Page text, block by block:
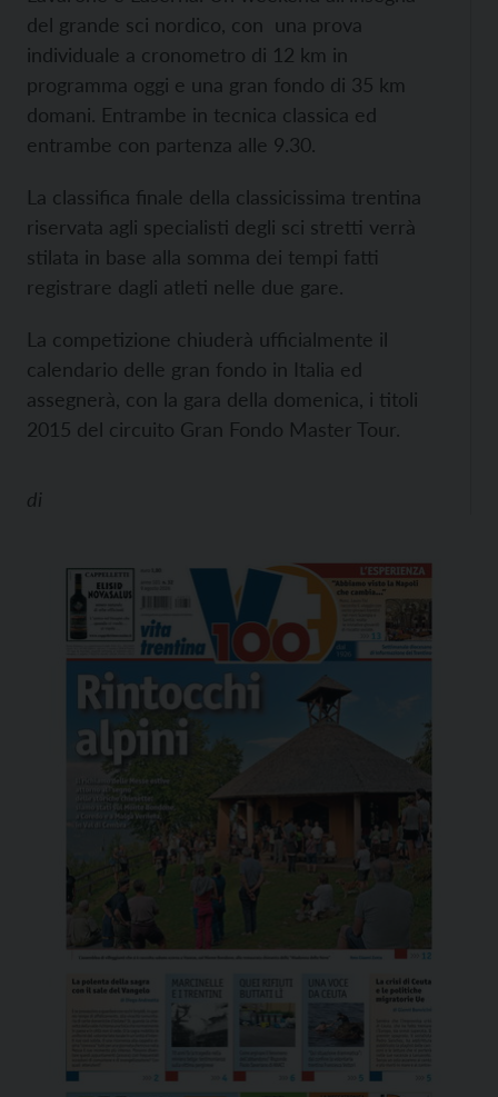
del grande sci nordico, con una prova
individuale a cronometro di 12 km in
programma oggi e una gran fondo di 35 km
domani. Entrambe in tecnica classica ed
entrambe con partenza alle 9.30.
La classifica finale della classicissima trentina
riservata agli specialisti degli sci stretti verrà
stilata in base alla somma dei tempi fatti
registrare dagli atleti nelle due gare.
La competizione chiuderà ufficialmente il
calendario delle gran fondo in Italia ed
assegnerà, con la gara della domenica, i titoli
2015 del circuito Gran Fondo Master Tour.
di